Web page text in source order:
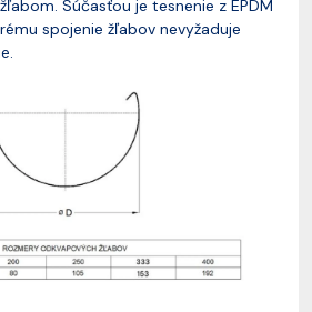
Súčasťou je tesnenie z EPDM
spojenie žľabov nevyžaduje